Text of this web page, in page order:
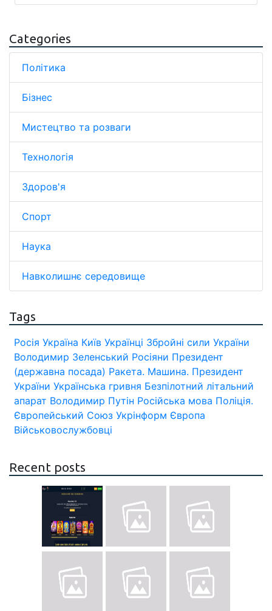
Categories
Політика
Бізнес
Мистецтво та розваги
Технологія
Здоров'я
Спорт
Наука
Навколишнє середовище
Tags
Росія Україна Київ Українці Збройні сили України
Володимир Зеленський Росіяни Президент
(державна посада) Ракета. Машина. Президент
України Українська гривня Безпілотний літальний
апарат Володимир Путін Російська мова Поліція.
Європейський Союз Укрінформ Європа
Військовослужбовці
Recent posts